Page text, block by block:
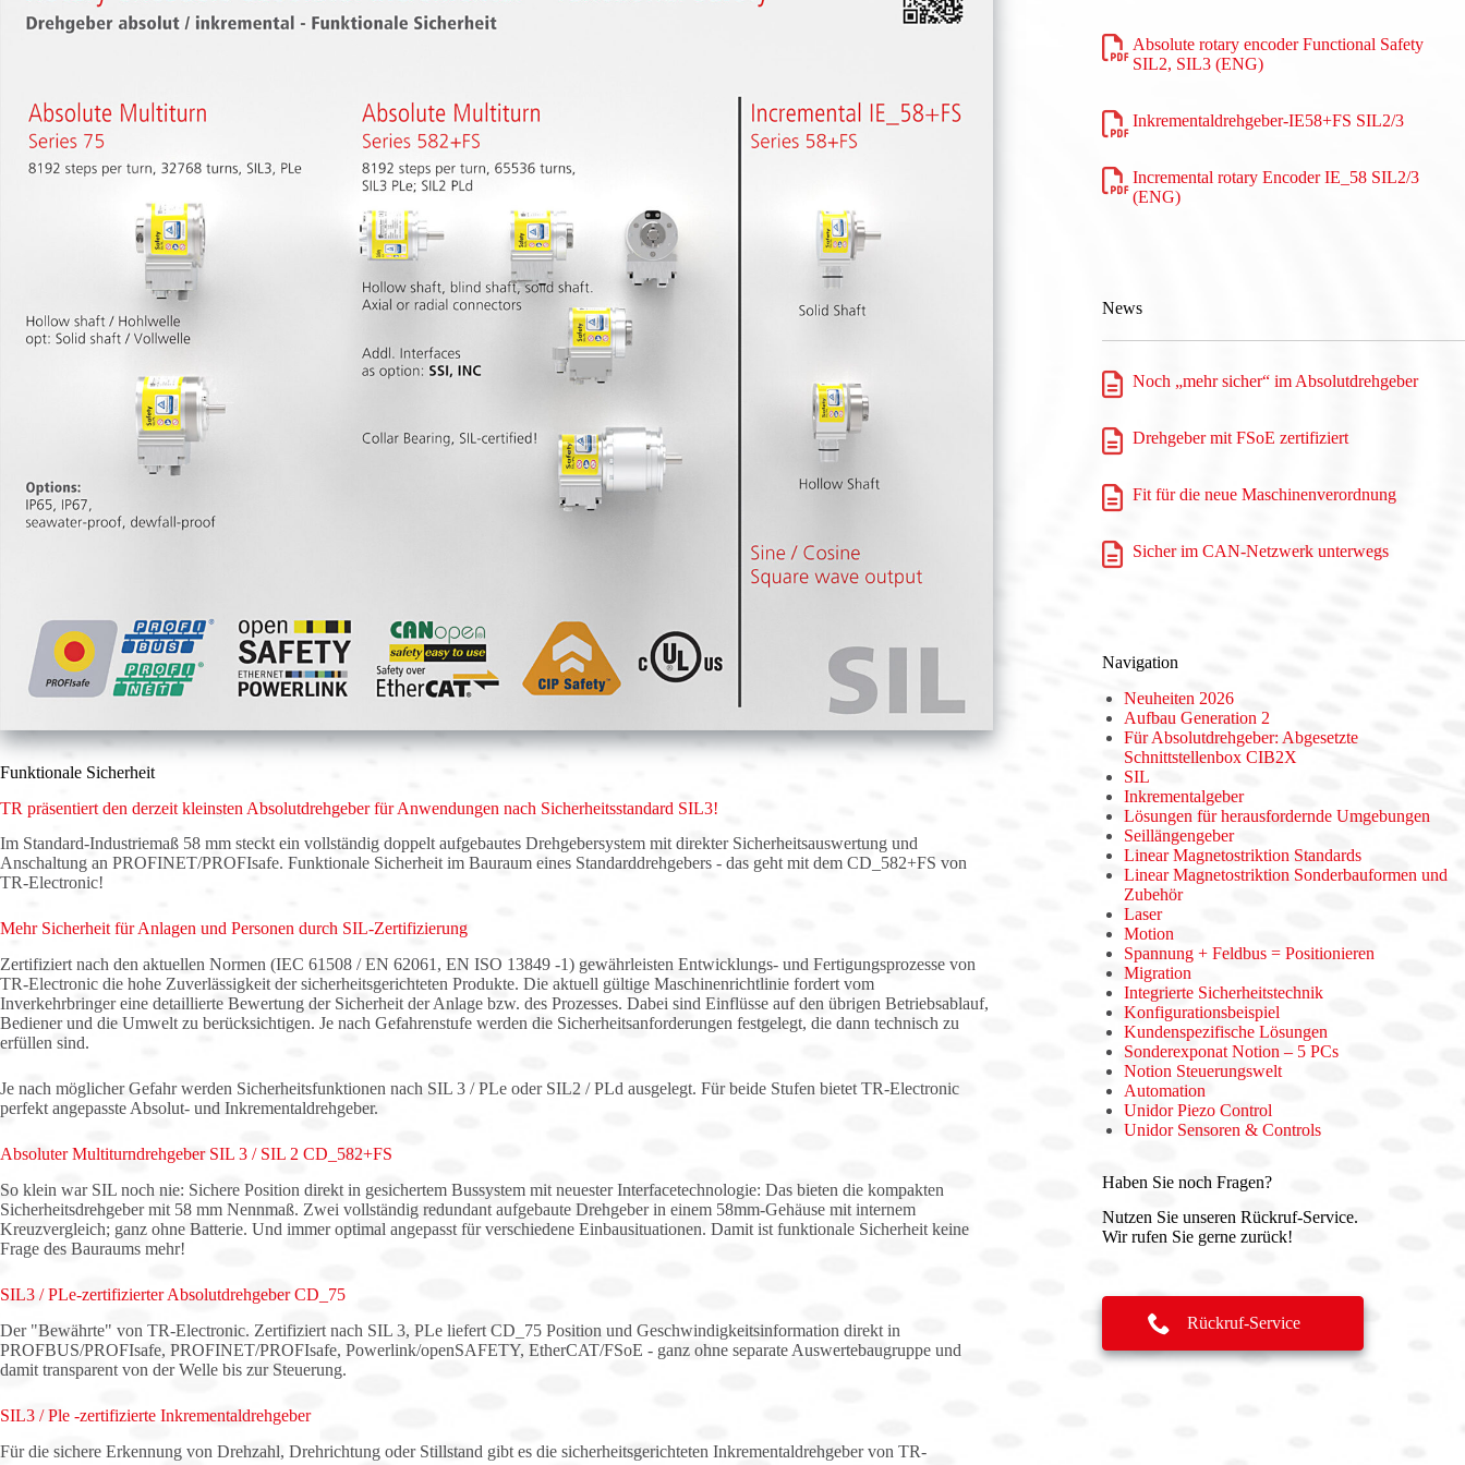
Funktionale Sicherheit
TR präsentiert den derzeit kleinsten Absolutdrehgeber für Anwendungen nach Sicherheitsstandard SIL3!
Im Standard-Industriemaß 58 mm steckt ein vollständig doppelt aufgebautes Drehgebersystem mit direkter Sicherheitsauswertung und
Anschaltung an PROFINET/PROFIsafe. Funktionale Sicherheit im Bauraum eines Standarddrehgebers - das geht mit dem CD_582+FS von
TR-Electronic!
Mehr Sicherheit für Anlagen und Personen durch SIL-Zertifizierung
Zertifiziert nach den aktuellen Normen (IEC 61508 / EN 62061, EN ISO 13849 -1) gewährleisten Entwicklungs- und Fertigungsprozesse von
TR-Electronic die hohe Zuverlässigkeit der sicherheitsgerichteten Produkte. Die aktuell gültige Maschinenrichtlinie fordert vom
Inverkehrbringer eine detaillierte Bewertung der Sicherheit der Anlage bzw. des Prozesses. Dabei sind Einflüsse auf den übrigen Betriebsablauf,
Bediener und die Umwelt zu berücksichtigen. Je nach Gefahrenstufe werden die Sicherheitsanforderungen festgelegt, die dann technisch zu
erfüllen sind.
Je nach möglicher Gefahr werden Sicherheitsfunktionen nach SIL 3 / PLe oder SIL2 / PLd ausgelegt. Für beide Stufen bietet TR-Electronic
perfekt angepasste Absolut- und Inkrementaldrehgeber.
Absoluter Multiturndrehgeber SIL 3 / SIL 2 CD_582+FS
So klein war SIL noch nie: Sichere Position direkt in gesichertem Bussystem mit neuester Interfacetechnologie: Das bieten die kompakten
Sicherheitsdrehgeber mit 58 mm Nennmaß. Zwei vollständig redundant aufgebaute Drehgeber in einem 58mm-Gehäuse mit internem
Kreuzvergleich; ganz ohne Batterie. Und immer optimal angepasst für verschiedene Einbausituationen. Damit ist funktionale Sicherheit keine
Frage des Bauraums mehr!
SIL3 / PLe-zertifizierter Absolutdrehgeber CD_75
Der "Bewährte" von TR-Electronic. Zertifiziert nach SIL 3, PLe liefert CD_75 Position und Geschwindigkeitsinformation direkt in
PROFBUS/PROFIsafe, PROFINET/PROFIsafe, Powerlink/openSAFETY, EtherCAT/FSoE - ganz ohne separate Auswertebaugruppe und
damit transparent von der Welle bis zur Steuerung.
SIL3 / Ple -zertifizierte Inkrementaldrehgeber
Für die sichere Erkennung von Drehzahl, Drehrichtung oder Stillstand gibt es die sicherheitsgerichteten Inkrementaldrehgeber von TR-
Absolute rotary encoder Functional Safety
SIL2, SIL3 (ENG)
Inkrementaldrehgeber-IE58+FS SIL2/3
Incremental rotary Encoder IE_58 SIL2/3
(ENG)
News
Noch „mehr sicher“ im Absolutdrehgeber
Drehgeber mit FSoE zertifiziert
Fit für die neue Maschinenverordnung
Sicher im CAN-Netzwerk unterwegs
Navigation
Neuheiten 2026
Aufbau Generation 2
Für Absolutdrehgeber: Abgesetzte
Schnittstellenbox CIB2X
SIL
Inkrementalgeber
Lösungen für herausfordernde Umgebungen
Seillängengeber
Linear Magnetostriktion Standards
Linear Magnetostriktion Sonderbauformen und
Zubehör
Laser
Motion
Spannung + Feldbus = Positionieren
Migration
Integrierte Sicherheitstechnik
Konfigurationsbeispiel
Kundenspezifische Lösungen
Sonderexponat Notion – 5 PCs
Notion Steuerungswelt
Automation
Unidor Piezo Control
Unidor Sensoren & Controls
Haben Sie noch Fragen?
Nutzen Sie unseren Rückruf-Service.
Wir rufen Sie gerne zurück!
Rückruf-Service